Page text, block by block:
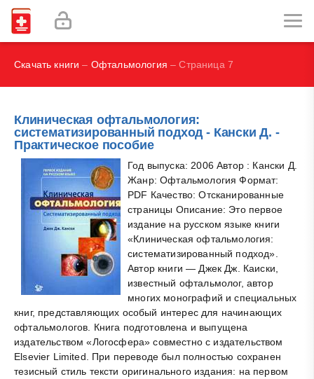
Наглядная иммунология - Бурместер Г.-Р., Пецутто А.
Labex Digital
Скачать книги – Офтальмология – Страница 7
Клиническая офтальмология:
систематизированный подход - Кански Д. -
Практическое пособие
Год выпуска: 2006 Автор : Кански Д.
Жанр: Офтальмология Формат:
PDF Качество: Отсканированные
страницы Описание: Это первое
издание на русском языке книги
«Клиническая офтальмология:
систематизированный подход».
Автор книги — Джек Дж. Каиски,
известный офтальмолог, автор
многих монографий и специальных
книг, представляющих особый интерес для начинающих
офтальмологов. Книга подготовлена и выпущена
издательством «Логосфера» совместно с издательством
Elsevier Limited. При переводе был полностью сохранен
тезисный стиль тексти оригинального издания: на первом